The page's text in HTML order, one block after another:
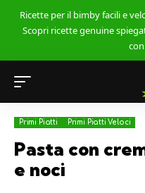
Ricette per il bimby facili e
Scopri ricette genuine
Primi Piatti Primi Piatti Veloci
Pasta con
e noci